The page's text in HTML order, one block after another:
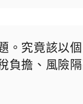
究竟該以個
負擔、風險